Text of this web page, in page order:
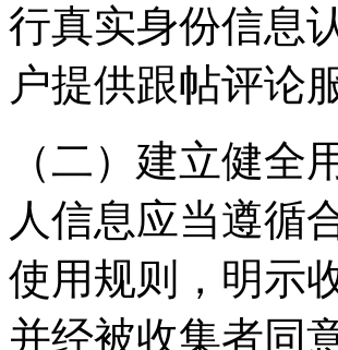
行真实身份信息
户提供跟帖评论
（二）建立健
人信息应当遵循
使用规则，明示
并经被收集者同意